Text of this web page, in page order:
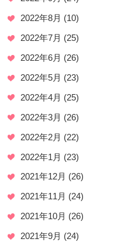
2022年8月 (10)
2022年7月 (25)
2022年6月 (26)
2022年5月 (23)
2022年4月 (25)
2022年3月 (26)
2022年2月 (22)
2022年1月 (23)
2021年12月 (26)
2021年11月 (24)
2021年10月 (26)
2021年9月 (24)